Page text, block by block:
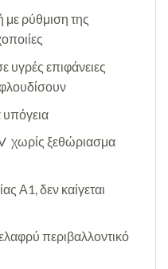
ρύθμιση της
υγρές επιφάνειες
χωρίς ξεθώριασμα
Α1, δεν καίγεται
περιβαλλοντικό